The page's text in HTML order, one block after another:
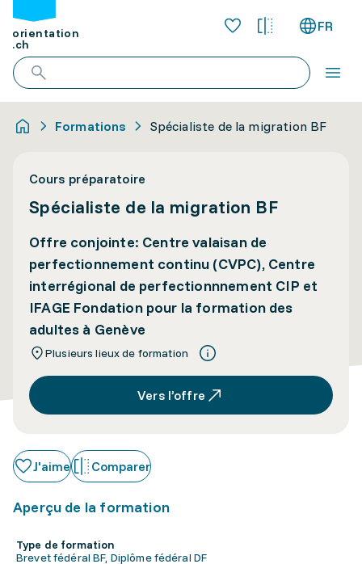
orientation
.ch
FR
Formations Spécialiste de la migration BF
Cours préparatoire
Spécialiste de la migration BF
Offre conjointe: Centre valaisan de
perfectionnement continu (CVPC), Centre
interrégional de perfectionnnement CIP et
IFAGE Fondation pour la formation des
adultes à Genève
Plusieurs lieux de formation
Vers l’offre
J'aime Comparer
Aperçu de la formation
Type de formation
Brevet fédéral BF, Diplôme fédéral DF